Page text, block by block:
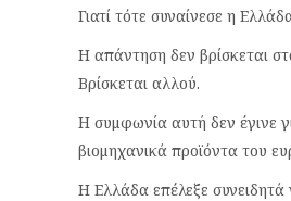
Γιατί τότε συναίνεσε η
Η απάντηση δεν βρίσκεται
Βρίσκεται αλλού.
Η συμφωνία αυτή δεν έγινε
βιομηχανικά προϊόντα του
Η Ελλάδα επέλεξε συνειδητά